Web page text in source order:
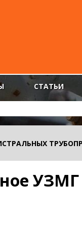
СТАТЬИ
УЗМГ